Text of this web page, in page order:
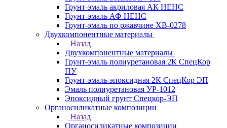
Грунт-эмаль акриловая АК НЕНС
Грунт-эмаль АФ НЕНС
Грунт-эмаль по ржавчине ХВ-0278
Двухкомпонентные материалы
Назад
Двухкомпонентные материалы
Грунт-эмаль полиуретановая 2К СпецКор
ПУ
Грунт-эмаль эпоксидная 2К СпецКор ЭП
Эмаль полиуретановая УР-1012
Эпоксидный грунт Спецкор-ЭП
Органосиликатные композиции
Назад
Органосиликатные композиции